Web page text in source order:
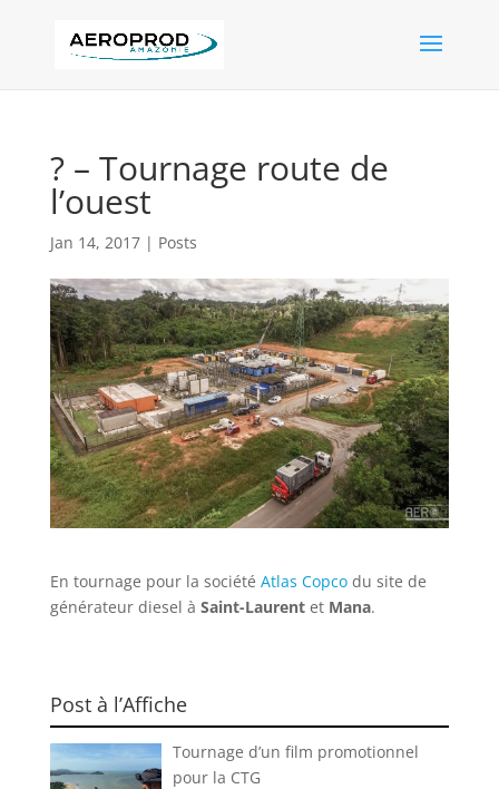
? – Tournage route de
l’ouest
Jan 14, 2017| Posts
En tournage pour la société Atlas Copcodu site de
générateur diesel à Saint-Laurentet Mana.
Post à l’Affiche
Tournage d’un film promotionnel
pour la CTG